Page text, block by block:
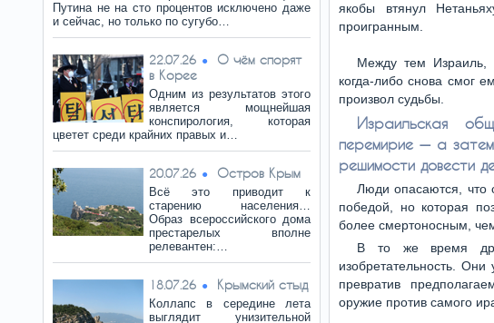
Путина не на сто процентов исключено даже
и сейчас, но только по сугубо…
22.07.26
О чём спорят
в Корее
Одним из результатов этого
является мощнейшая
конспирология, которая
цветет среди крайних правых и…
20.07.26 Остров Крым
Всё это приводит к
старению населения…
Образ всероссийского дома
престарелых вполне
релевантен:…
18.07.26 Крымский стыд
Коллапс в середине лета
выглядит унизительной
якобы втянул
проигранным.
Между тем Израиль,
когда-либо снова смог
произвол судьбы.
Израильская
перемирие — а затем
решимости довести
Люди опасаются, что
победой, но которая
более смертоносным,
В то же время
изобретательность.
превратив
оружие против самого